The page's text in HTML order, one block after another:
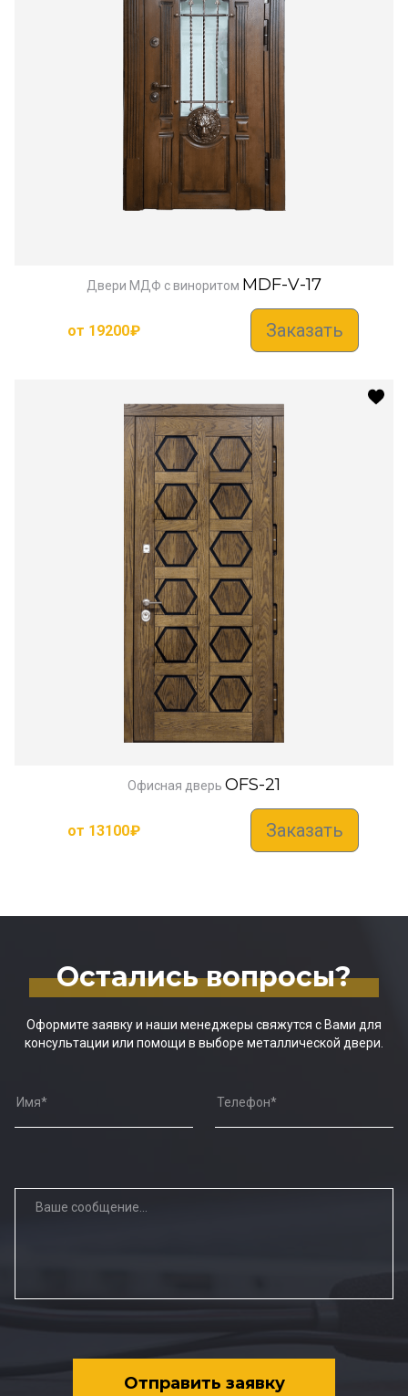
Двери МДФ с виноритом MDF-V-17
от 19200₽ Заказать
Офисная дверь OFS-21
от 13100₽ Заказать
Остались вопросы?
Оформите заявку и наши менеджеры свяжутся с Вами для
консультации или помощи в выборе металлической двери.
Отправить заявку